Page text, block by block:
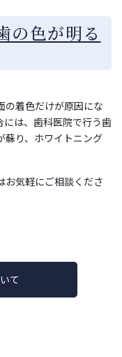
の色が明る
の着色だけが原因にな
には、歯科医院で行う歯
蘇り、ホワイトニング
お気軽にご相談くださ
て